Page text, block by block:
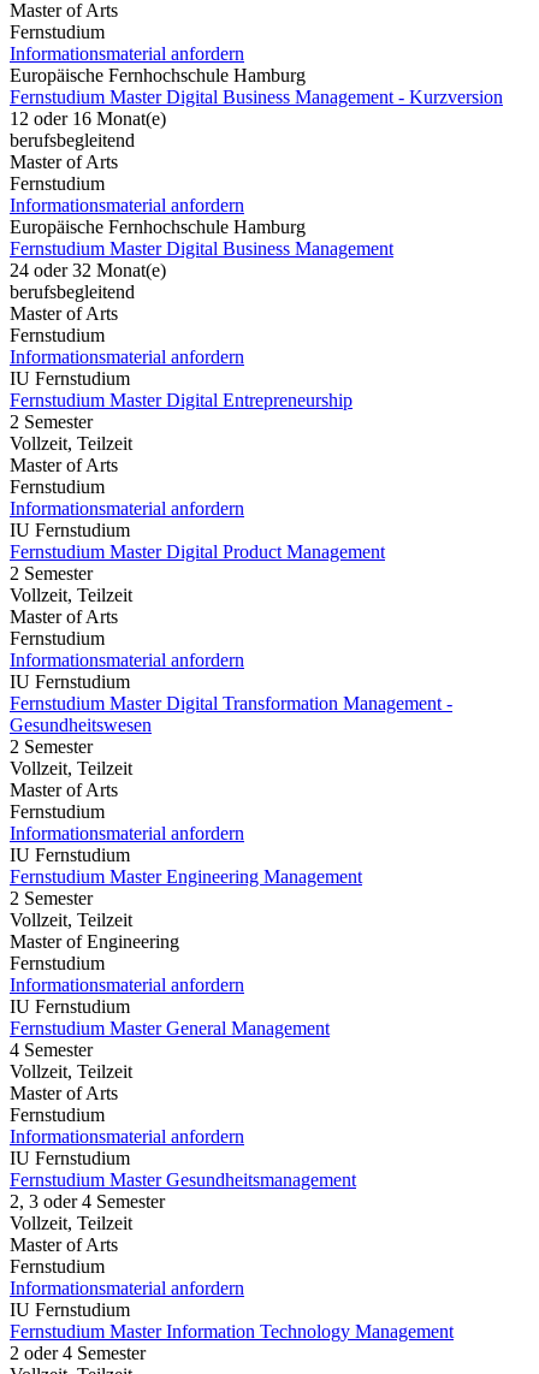
Master of Arts
Fernstudium
Informationsmaterial anfordern
Europäische Fernhochschule Hamburg
Fernstudium Master Digital Business Management - Kurzversion
12 oder 16 Monat(e)
berufsbegleitend
Master of Arts
Fernstudium
Informationsmaterial anfordern
Europäische Fernhochschule Hamburg
Fernstudium Master Digital Business Management
24 oder 32 Monat(e)
berufsbegleitend
Master of Arts
Fernstudium
Informationsmaterial anfordern
IU Fernstudium
Fernstudium Master Digital Entrepreneurship
2 Semester
Vollzeit, Teilzeit
Master of Arts
Fernstudium
Informationsmaterial anfordern
IU Fernstudium
Fernstudium Master Digital Product Management
2 Semester
Vollzeit, Teilzeit
Master of Arts
Fernstudium
Informationsmaterial anfordern
IU Fernstudium
Fernstudium Master Digital Transformation Management -
Gesundheitswesen
2 Semester
Vollzeit, Teilzeit
Master of Arts
Fernstudium
Informationsmaterial anfordern
IU Fernstudium
Fernstudium Master Engineering Management
2 Semester
Vollzeit, Teilzeit
Master of Engineering
Fernstudium
Informationsmaterial anfordern
IU Fernstudium
Fernstudium Master General Management
4 Semester
Vollzeit, Teilzeit
Master of Arts
Fernstudium
Informationsmaterial anfordern
IU Fernstudium
Fernstudium Master Gesundheitsmanagement
2, 3 oder 4 Semester
Vollzeit, Teilzeit
Master of Arts
Fernstudium
Informationsmaterial anfordern
IU Fernstudium
Fernstudium Master Information Technology Management
2 oder 4 Semester